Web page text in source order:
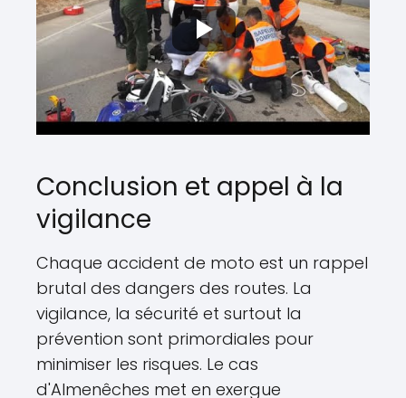
Conclusion et appel à la
vigilance
Chaque accident de moto est un rappel
brutal des dangers des routes. La
vigilance, la sécurité et surtout la
prévention sont primordiales pour
minimiser les risques. Le cas
d'Almenêches met en exergue